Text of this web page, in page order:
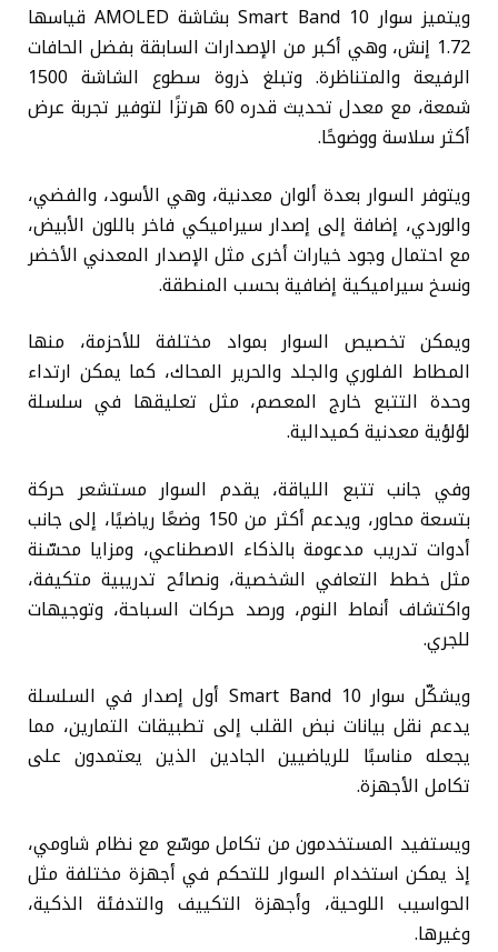
ويتميز سوار Smart Band 10 بشاشة AMOLED قياسها
1.72 إنش، وهي أكبر من الإصدارات السابقة بفضل الحافات
الرفيعة والمتناظرة. وتبلغ ذروة سطوع الشاشة 1500
شمعة، مع معدل تحديث قدره 60 هرتزًا لتوفير تجربة عرض
أكثر سلاسة ووضوحًا.
ويتوفر السوار بعدة ألوان معدنية، وهي الأسود، والفضي،
والوردي، إضافة إلى إصدار سيراميكي فاخر باللون الأبيض،
مع احتمال وجود خيارات أخرى مثل الإصدار المعدني الأخضر
ونسخ سيراميكية إضافية بحسب المنطقة.
ويمكن تخصيص السوار بمواد مختلفة للأحزمة، منها
المطاط الفلوري والجلد والحرير المحاك، كما يمكن ارتداء
وحدة التتبع خارج المعصم، مثل تعليقها في سلسلة
لؤلؤية معدنية كميدالية.
وفي جانب تتبع اللياقة، يقدم السوار مستشعر حركة
بتسعة محاور، ويدعم أكثر من 150 وضعًا رياضيًا، إلى جانب
أدوات تدريب مدعومة بالذكاء الاصطناعي، ومزايا محسّنة
مثل خطط التعافي الشخصية، ونصائح تدريبية متكيفة،
واكتشاف أنماط النوم، ورصد حركات السباحة، وتوجيهات
للجري.
ويشكّل سوار Smart Band 10 أول إصدار في السلسلة
يدعم نقل بيانات نبض القلب إلى تطبيقات التمارين، مما
يجعله مناسبًا للرياضيين الجادين الذين يعتمدون على
تكامل الأجهزة.
ويستفيد المستخدمون من تكامل موسّع مع نظام شاومي،
إذ يمكن استخدام السوار للتحكم في أجهزة مختلفة مثل
الحواسيب اللوحية، وأجهزة التكييف والتدفئة الذكية،
وغيرها.